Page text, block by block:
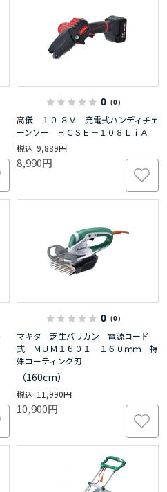
0（0）
高儀 １０.８Ｖ 充電式ハンディチェ
ーンソー ＨＣＳＥ－１０８ＬｉＡ
9,889円
8,990円
0（0）
マキタ 芝生バリカン 電源コード
式 ＭＵＭ１６０１ １６０ｍｍ 特
殊コーティング刃
（160cm）
11,990円
10,900円